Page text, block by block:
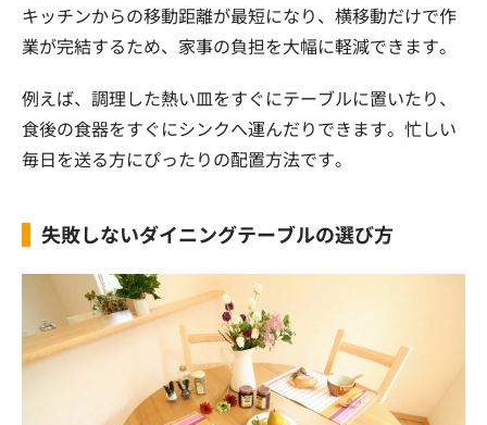
キッチンからの移動距離が最短になり、横移動だけで作
業が完結するため、家事の負担を大幅に軽減できます。
例えば、調理した熱い皿をすぐにテーブルに置いたり、
食後の食器をすぐにシンクへ運んだりできます。忙しい
毎日を送る方にぴったりの配置方法です。
失敗しないダイニングテーブルの選び方